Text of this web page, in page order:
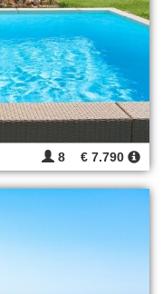
8 € 7.790